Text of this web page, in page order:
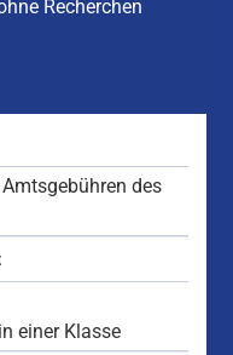
Recherchen
des
einer Klasse